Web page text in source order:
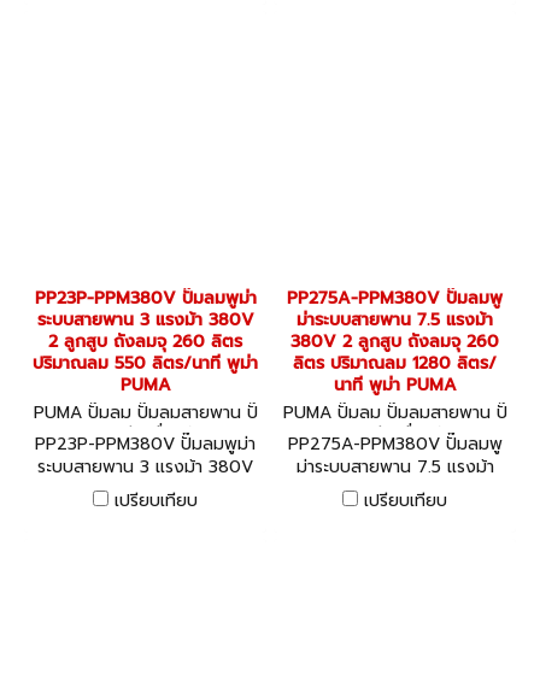
PP23P-PPM380V ปั๊มลมพูม่า
ระบบสายพาน 3 แรงม้า 380V
2 ลูกสูบ ถังลมจุ 260 ลิตร
ปริมาณลม 550 ลิตร/นาที พูม่า
PUMA
PUMA ปั๊มลม ปั๊มลมสายพาน ปั๊
มลมออยล์ฟรี เครื่องอัดลม PP
23P-PPM380V
PP23P-PPM380V ปั๊มลมพูม่า
ระบบสายพาน 3 แรงม้า 380V
2 ลูกสูบ ถังลมจุ 260 ลิตร
ปริมาณลม 550 ลิตร/นาที พูม่า
เปรียบเทียบ
PP275A-PPM380V ปั๊มลมพู
ม่าระบบสายพาน 7.5 แรงม้า
380V 2 ลูกสูบ ถังลมจุ 260
ลิตร ปริมาณลม 1280 ลิตร/
นาที พูม่า PUMA
PUMA ปั๊มลม ปั๊มลมสายพาน ปั๊
มลมออยล์ฟรี เครื่องอัดลม PP
275A-PPM380V
PP275A-PPM380V ปั๊มลมพู
ม่าระบบสายพาน 7.5 แรงม้า
380V 2 ลูกสูบ ถังลมจุ 260
ลิตร ปริมาณลม 1280 ลิตร/
เปรียบเทียบ